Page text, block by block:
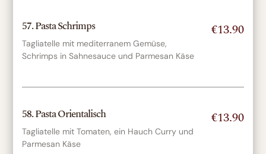
€13.90
57. Pasta Schrimps
Tagliatelle mit mediterranem Gemüse,
Schrimps in Sahnesauce und Parmesan Käse
€13.90
58. Pasta Orientalisch
Tagliatelle mit Tomaten, ein Hauch Curry und
Parmesan Käse